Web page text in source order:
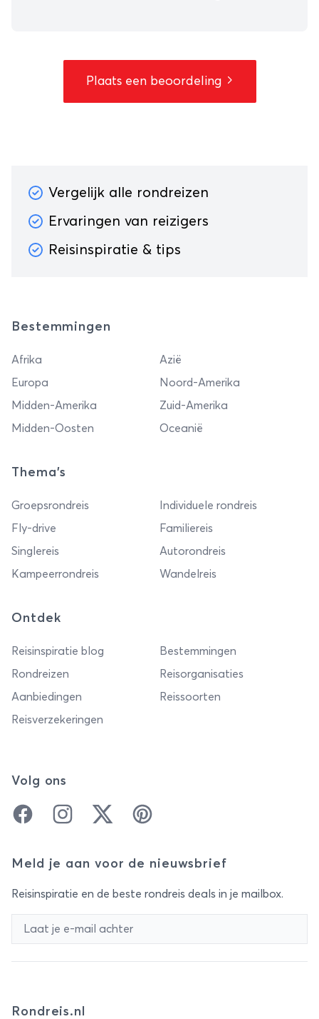
Plaats een beoordeling
Vergelijk alle rondreizen
Ervaringen van reizigers
Reisinspiratie & tips
Bestemmingen
Afrika
Azië
Europa
Noord-Amerika
Midden-Amerika
Zuid-Amerika
Midden-Oosten
Oceanië
Thema's
Groepsrondreis
Individuele rondreis
Fly-drive
Familiereis
Singlereis
Autorondreis
Kampeerrondreis
Wandelreis
Ontdek
Reisinspiratie blog
Bestemmingen
Rondreizen
Reisorganisaties
Aanbiedingen
Reissoorten
Reisverzekeringen
Volg ons
FacebookInstagramTwitter Pinterest
Meld je aan voor de nieuwsbrief
Reisinspiratie en de beste rondreis deals in je mailbox.
Rondreis.nl